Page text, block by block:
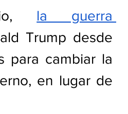
la guerra
Trump desde
para cambiar la
en lugar de